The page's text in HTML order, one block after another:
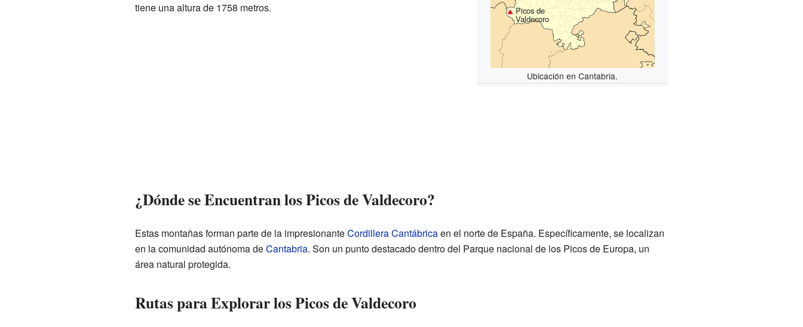
Picos de
Valdecoro
Ubicación en Cantabria.
tiene una altura de 1758 metros.
¿Dónde se Encuentran los Picos de Valdecoro?
Estas montañas forman parte de la impresionanteCordillera Cantábricaen el norte de España. Específicamente, se localizan
en la comunidad autónoma deCantabria. Son un punto destacado dentro del Parque nacional de los Picos de Europa, un
área natural protegida.
Rutas para Explorar los Picos de Valdecoro